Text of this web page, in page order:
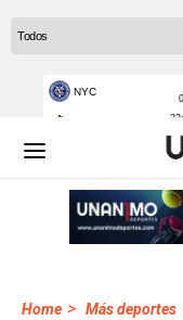
Home > Más deportes